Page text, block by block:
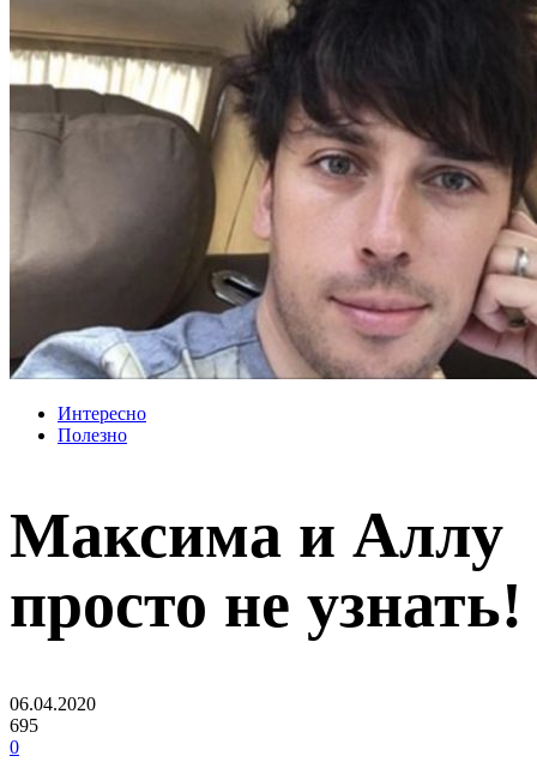
Интересно
Полезно
Максима и Аллу
просто не узнать!
06.04.2020
695
0